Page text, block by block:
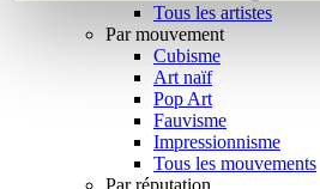
Tous les artistes
Par mouvement
Cubisme
Art naïf
Pop Art
Fauvisme
Impressionnisme
Tous les mouvements
Par réputation